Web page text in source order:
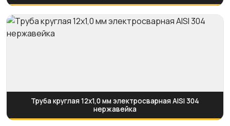
Труба круглая 12х1,0 мм электросварная AISI 304
нержавейка